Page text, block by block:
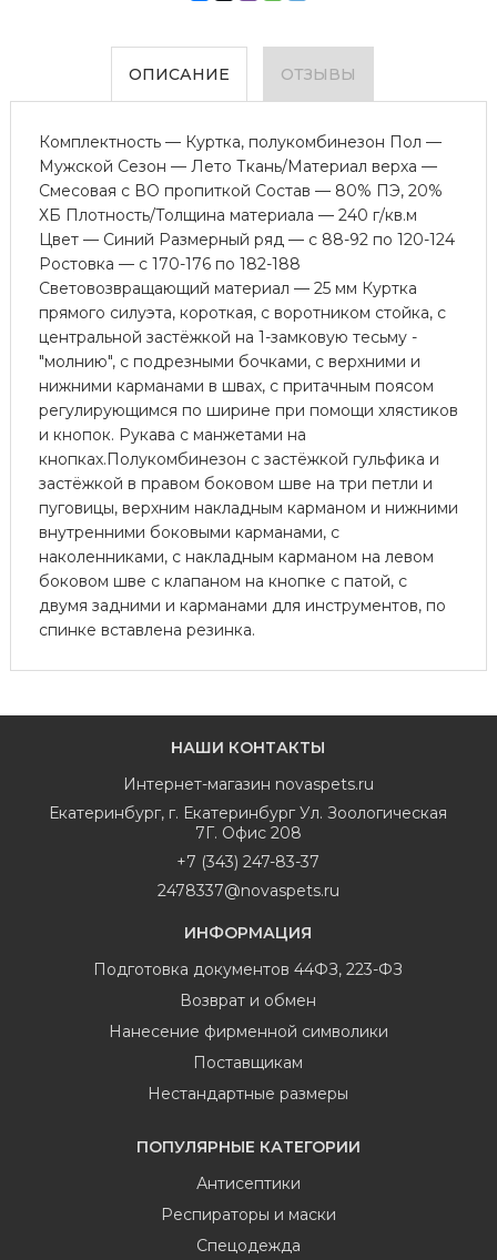
ОПИСАНИЕ ОТЗЫВЫ
Комплектность — Куртка, полукомбинезон Пол —
Мужской Сезон — Лето Ткань/Материал верха —
Смесовая с ВО пропиткой Состав — 80% ПЭ, 20%
ХБ Плотность/Толщина материала — 240 г/кв.м
Цвет — Синий Размерный ряд — с 88-92 по 120-124
Ростовка — с 170-176 по 182-188
Световозвращающий материал — 25 мм Куртка
прямого силуэта, короткая, с воротником стойка, с
центральной застёжкой на 1-замковую тесьму -
"молнию", с подрезными бочками, с верхними и
нижними карманами в швах, с притачным поясом
регулирующимся по ширине при помощи хлястиков
и кнопок. Рукава с манжетами на
кнопках.Полукомбинезон с застёжкой гульфика и
застёжкой в правом боковом шве на три петли и
пуговицы, верхним накладным карманом и нижними
внутренними боковыми карманами, с
наколенниками, с накладным карманом на левом
боковом шве с клапаном на кнопке с патой, с
двумя задними и карманами для инструментов, по
спинке вставлена резинка.
НАШИ КОНТАКТЫ
Интернет-магазин novaspets.ru
Екатеринбург, г. Екатеринбург Ул. Зоологическая
7Г. Офис 208
+7 (343) 247-83-37
2478337@novaspets.ru
ИНФОРМАЦИЯ
Подготовка документов 44ФЗ, 223-ФЗ
Возврат и обмен
Нанесение фирменной символики
Поставщикам
Нестандартные размеры
ПОПУЛЯРНЫЕ КАТЕГОРИИ
Антисептики
Респираторы и маски
Спецодежда